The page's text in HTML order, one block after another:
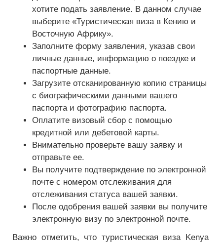
хотите подать заявление. В данном случае
выберите «Туристическая виза в Кению и
Восточную Африку».
Заполните форму заявления, указав свои
личные данные, информацию о поездке и
паспортные данные.
Загрузите отсканированную копию страницы
с биографическими данными вашего
паспорта и фотографию паспорта.
Оплатите визовый сбор с помощью
кредитной или дебетовой карты.
Внимательно проверьте вашу заявку и
отправьте ее.
Вы получите подтверждение по электронной
почте с номером отслеживания для
отслеживания статуса вашей заявки.
После одобрения вашей заявки вы получите
электронную визу по электронной почте.
Важно отметить, что туристическая виза Kenya